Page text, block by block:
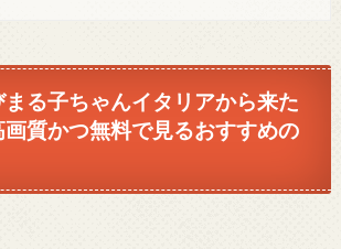
まる子ちゃんイタリアから来た
質かつ無料で見るおすすめの